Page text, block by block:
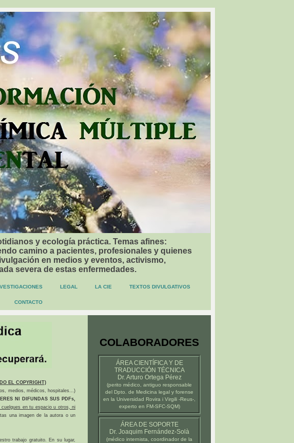
y ecología práctica. Temas afines:
camino a pacientes, profesionales y quienes
en medios y eventos, activismo,
severa de estas enfermedades.
LEGAL LA CIE TEXTOS DIVULGATIVOS
CONTACTO
EL COPYRIGHT)
medios, médicos, hospitales...)
NI DIFUNDAS SUS PDFs,
cuelgues en tu espacio u otros, ni
una imagen de la autora o un
trabajo gratuito. En su lugar,
COLABORADORES
ÁREA CIENTÍFICA Y DE
TRADUCCIÓN TÉCNICA
Dr. Arturo Ortega Pérez
(perito médico , antiguo responsable
del Dpto. de Medicina legal y forense
en la Universidad Rovira i Virgili -Reus-
experto en FM-SFC-SQM)
ÁREA DE SOPORTE
Dr. Joaquim Fernández-Solà
(médico internista, coordinador de la